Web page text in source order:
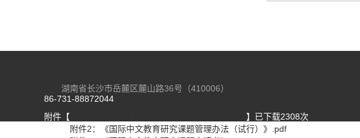
湖南省长沙市岳麓区麓山路36号（410006）
86-731-88872044
附件【
】已下载2308次
附件2：《国际中文教育研究课题管理办法（试行）》.pdf